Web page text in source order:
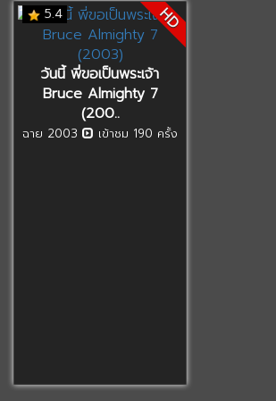
5.4 HD
วันนี้ พี่ขอเป็นพระเจ้า
Bruce Almighty 7
(200..
ฉาย 2003 เข้าชม 190 ครั้ง